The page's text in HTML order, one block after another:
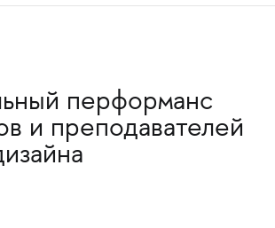
перформанс
и преподавателей